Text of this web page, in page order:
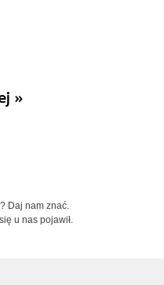
»
Daj nam znać.
u nas pojawił.